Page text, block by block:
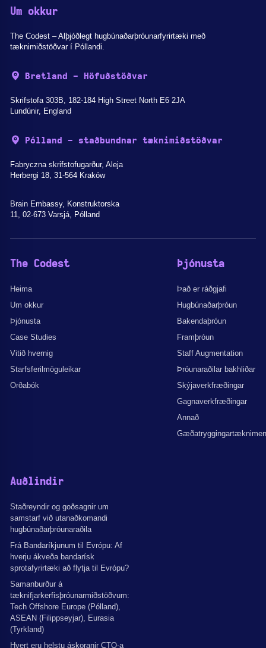
Um okkur
The Codest – Alþjóðlegt hugbúnaðarþróunarfyrirtæki með
tæknimiðstöðvar í Póllandi.
Bretland - Höfuðstöðvar
Skrifstofa 303B, 182-184 High Street North E6 2JA
Lundúnir, England
Pólland - staðbundnar tæknimiðstöðvar
Fabryczna skrifstofugarður, Aleja
Herbergi 18, 31-564 Kraków
Brain Embassy, Konstruktorska
11, 02-673 Varsjá, Pólland
The Codest
Heima
Um okkur
Þjónusta
Case Studies
Vitið hvernig
Starfsferilmöguleikar
Orðabók
Þjónusta
Það er ráðgjafi
Hugbúnaðarþróun
Bakendaþróun
Framþróun
Staff Augmentation
Þróunaraðilar bakhliðar
Skýjaverkfræðingar
Gagnaverkfræðingar
Annað
Auðlindir
Staðreyndir og goðsagnir um
samstarf við utanaðkomandi
hugbúnaðarþróunaraðila
Frá Bandaríkjunum til Evrópu: Af
hverju ákveða bandarísk
sprotafyrirtæki að flytja til Evrópu?
Samanburður á
tæknifjarkerfisþróunarmiðstöðvum:
Tech Offshore Europe (Pólland),
ASEAN (Filippseyjar), Eurasia
(Tyrkland)
Hvert eru helstu áskoranir CTO-a